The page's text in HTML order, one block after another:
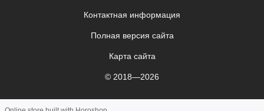
Контактная информация
Полная версия сайта
Карта сайта
© 2018—2026